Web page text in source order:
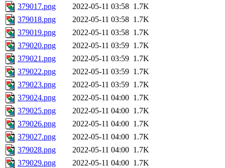
379017.png
2022-05-11 03:58 1.7K
379018.png
2022-05-11 03:58 1.7K
379019.png
2022-05-11 03:58 1.7K
379020.png
2022-05-11 03:59 1.7K
379021.png
2022-05-11 03:59 1.7K
379022.png
2022-05-11 03:59 1.7K
379023.png
2022-05-11 03:59 1.7K
379024.png
2022-05-11 04:00 1.7K
379025.png
2022-05-11 04:00 1.7K
379026.png
2022-05-11 04:00 1.7K
379027.png
2022-05-11 04:00 1.7K
379028.png
2022-05-11 04:00 1.7K
379029.png
2022-05-11 04:00 1.7K